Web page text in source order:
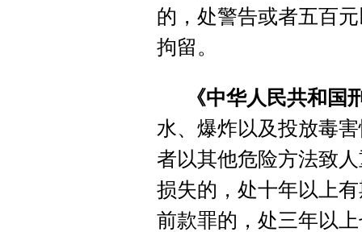
的，处警告或者五百
拘留。
《中华人民共和国
水、爆炸以及投放毒
者以其他危险方法致
损失的，处十年以上
前款罪的，处三年以